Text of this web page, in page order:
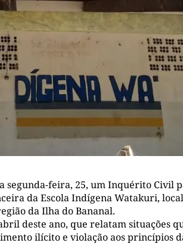
segunda-feira, 25, um Inquérito Civil
da Escola Indígena Watakuri,
da Ilha do Bananal.
deste ano, que relatam situações
ilícito e violação aos princípios